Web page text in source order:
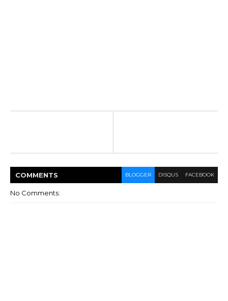
COMMENTS BLOGGER DISQUS FACEBOOK
No Comments: